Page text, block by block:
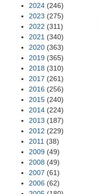
2024 (246)
2023 (275)
2022 (311)
2021 (340)
2020 (363)
2019 (365)
2018 (310)
2017 (261)
2016 (256)
2015 (240)
2014 (224)
2013 (187)
2012 (229)
2011 (38)
2009 (49)
2008 (49)
2007 (61)
2006 (62)